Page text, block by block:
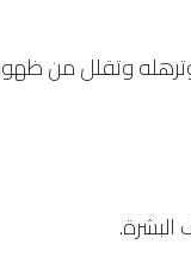
وتقلل من ظهور